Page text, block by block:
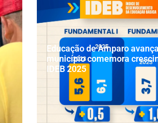
Educação de Amparo
município comemora
IDEB 2025